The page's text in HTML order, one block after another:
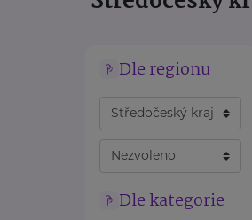
Dle regionu
Dle kategorie